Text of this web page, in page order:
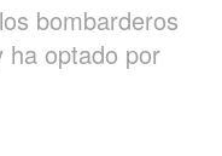
bombarderos
ha optado por